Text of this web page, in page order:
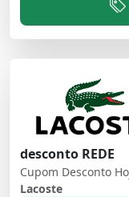
desconto REDE
Cupom Desconto
Lacoste